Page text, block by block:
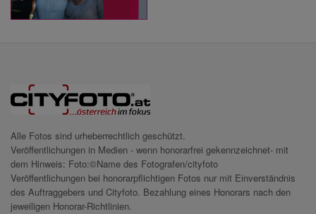
Alle Fotos sind urheberrechtlich geschützt.
Veröffentlichungen in Medien - wenn honorarfrei gekennzeichnet- mit
dem Hinweis: Foto:©Name des Fotografen/cityfoto
Veröffentlichungen bei honorarpflichtigen Fotos nur mit Einverständnis
des Auftraggebers und Cityfoto. Bezahlung eines Honorars nach den
jeweiligen Honorar-Richtlinien.